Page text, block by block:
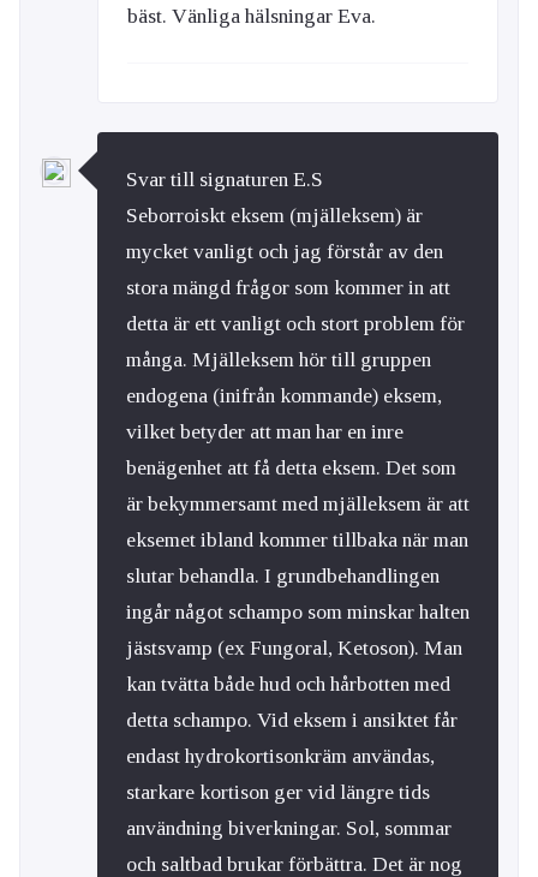
bäst. Vänliga hälsningar Eva.
Svar till signaturen E.S
Seborroiskt eksem (mjälleksem) är
mycket vanligt och jag förstår av den
stora mängd frågor som kommer in att
detta är ett vanligt och stort problem för
många. Mjälleksem hör till gruppen
endogena (inifrån kommande) eksem,
vilket betyder att man har en inre
benägenhet att få detta eksem. Det som
är bekymmersamt med mjälleksem är att
eksemet ibland kommer tillbaka när man
slutar behandla. I grundbehandlingen
ingår något schampo som minskar halten
jästsvamp (ex Fungoral, Ketoson). Man
kan tvätta både hud och hårbotten med
detta schampo. Vid eksem i ansiktet får
endast hydrokortisonkräm användas,
starkare kortison ger vid längre tids
användning biverkningar. Sol, sommar
och saltbad brukar förbättra. Det är nog